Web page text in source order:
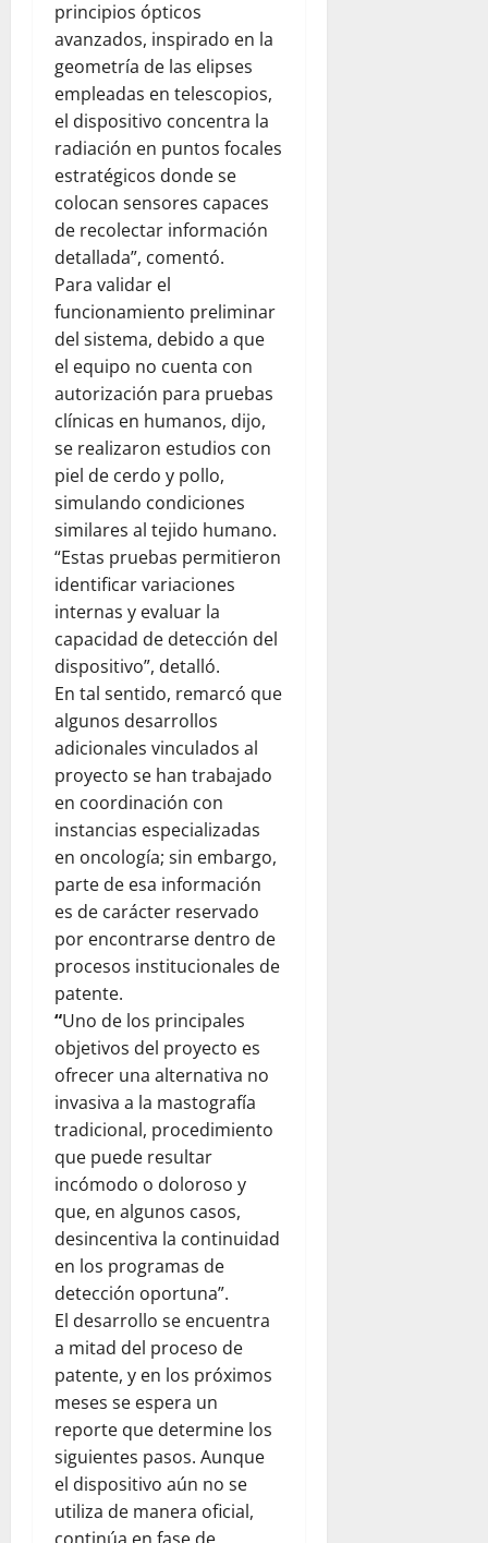
principios ópticos
avanzados, inspirado en la
geometría de las elipses
empleadas en telescopios,
el dispositivo concentra la
radiación en puntos focales
estratégicos donde se
colocan sensores capaces
de recolectar información
detallada”, comentó.
Para validar el
funcionamiento preliminar
del sistema, debido a que
el equipo no cuenta con
autorización para pruebas
clínicas en humanos, dijo,
se realizaron estudios con
piel de cerdo y pollo,
simulando condiciones
similares al tejido humano.
“Estas pruebas permitieron
identificar variaciones
internas y evaluar la
capacidad de detección del
dispositivo”, detalló.
En tal sentido, remarcó que
algunos desarrollos
adicionales vinculados al
proyecto se han trabajado
en coordinación con
instancias especializadas
en oncología; sin embargo,
parte de esa información
es de carácter reservado
por encontrarse dentro de
procesos institucionales de
patente.
“Uno de los principales
objetivos del proyecto es
ofrecer una alternativa no
invasiva a la mastografía
tradicional, procedimiento
que puede resultar
incómodo o doloroso y
que, en algunos casos,
desincentiva la continuidad
en los programas de
detección oportuna”.
El desarrollo se encuentra
a mitad del proceso de
patente, y en los próximos
meses se espera un
reporte que determine los
siguientes pasos. Aunque
el dispositivo aún no se
utiliza de manera oficial,